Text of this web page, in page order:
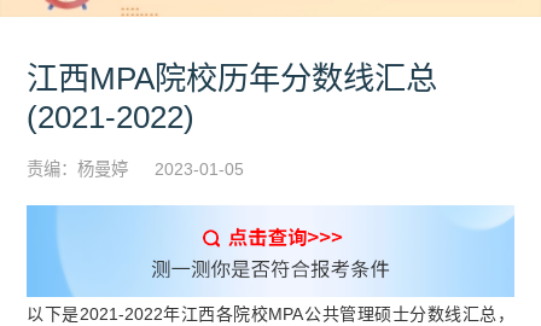
江西MPA院校历年分数线汇总
(2021-2022)
责编：杨曼婷 2023-01-05
以下是2021-2022年江西各院校MPA公共管理硕士分数线汇总，